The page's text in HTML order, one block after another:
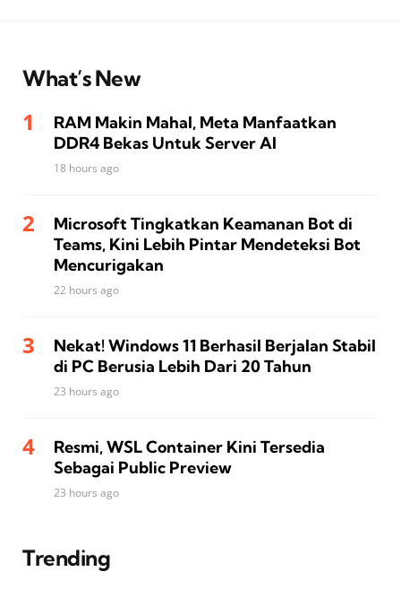
What’s New
RAM Makin Mahal, Meta Manfaatkan
DDR4 Bekas Untuk Server AI
18 hours ago
Microsoft Tingkatkan Keamanan Bot di
Teams, Kini Lebih Pintar Mendeteksi Bot
Mencurigakan
22 hours ago
Nekat! Windows 11 Berhasil Berjalan Stabil
di PC Berusia Lebih Dari 20 Tahun
23 hours ago
Resmi, WSL Container Kini Tersedia
Sebagai Public Preview
23 hours ago
Trending